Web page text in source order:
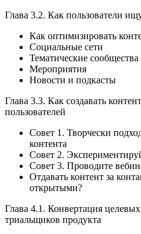
Глава 3.2. Как пользователи
Как оптимизировать
Социальные сети
Тематические сообщества
Мероприятия
Новости и подкасты
Глава 3.3. Как создавать
пользователей
Совет 1. Творчески
контента
Совет 2.
Совет 3. Проводите
Отдавать контент за
открытыми?
Глава 4.1. Конвертация
триальщиков продукта